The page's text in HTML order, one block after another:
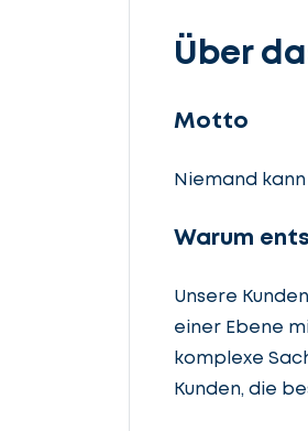
Über
Motto
Niemand
Warum
Unsere
einer Ebene
komplexe
Kunden, die